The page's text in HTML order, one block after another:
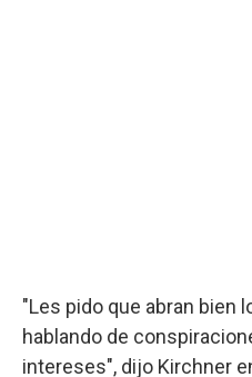
"Les pido que abran bien
hablando de
intereses", dijo Kirchner